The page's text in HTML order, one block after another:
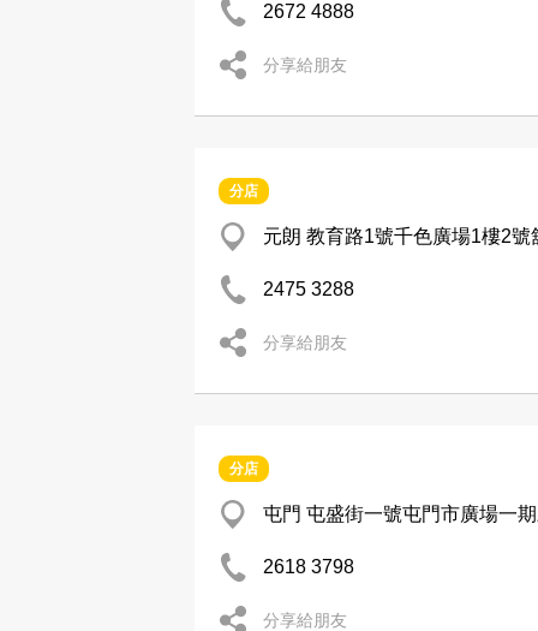
2672 4888
分享給朋友
分店
元朗 教育路1號千色廣場1樓2號
2475 3288
分享給朋友
分店
屯門 屯盛街一號屯門市廣場一
2618 3798
分享給朋友